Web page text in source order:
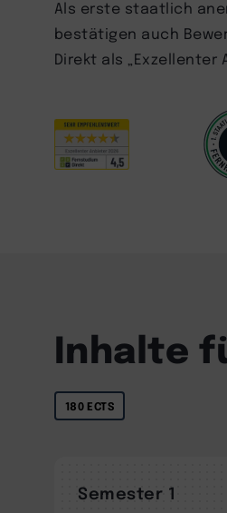
Als erste staatlich
bestätigen auch
Direkt als „Exzellenter
Inhalte
180 ECTS
Semester 1